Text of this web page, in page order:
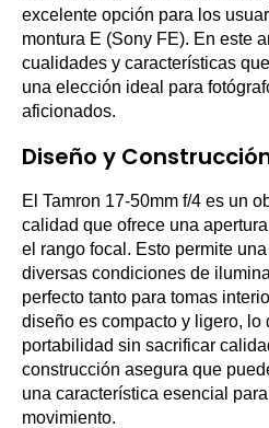
excelente opción para los
montura E (Sony FE). En este
cualidades y características
una elección ideal para
aficionados.
Diseño y
El Tamron 17-50mm f/4 es un
calidad que ofrece una
el rango focal. Esto permite
diversas condiciones de
perfecto tanto para tomas
diseño es compacto y ligero, lo
portabilidad sin sacrificar
construcción asegura que
una característica esencial
movimiento.